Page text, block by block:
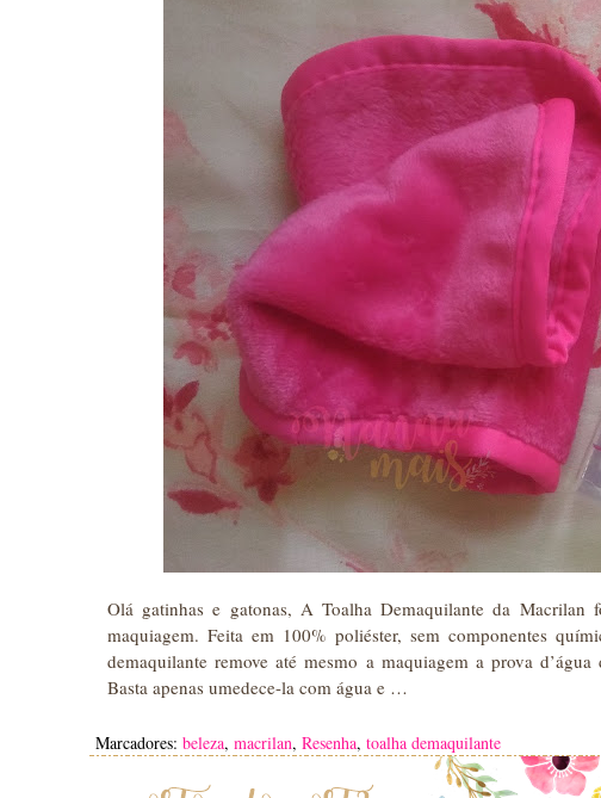
Olá gatinhas e gatonas, A Toalha Demaquilante da Macrilan
maquiagem. Feita em 100% poliéster, sem componentes
demaquilante remove até mesmo a maquiagem a prova
Basta apenas umedece-la com água e …
Marcadores: beleza, macrilan, Resenha, toalha demaquilante